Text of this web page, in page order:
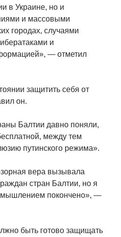
в Украине, но и
и массовыми
городах, случаями
и
— отметил
защитить себя от
он.
Балтии давно поняли,
между тем
путинского режима».
вера вызывала
стран Балтии, но я
мышлением покончено», —
быть готово защищать